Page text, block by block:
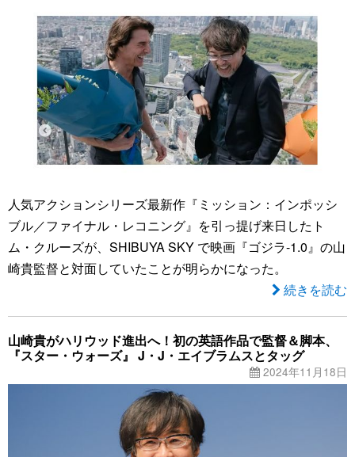
人気アクションシリーズ最新作『ミッション：インポッシ
ブル／ファイナル・レコニング』を引っ提げ来日したト
ム・クルーズが、SHIBUYA SKY で映画『ゴジラ-1.0』の山
崎貴監督と対面していたことが明らかになった。
続きを読む
山崎貴がハリウッド進出へ！初の英語作品で監督＆脚本、
『スター・ウォーズ』 J・J・エイブラムスとタッグ
2024年11月18日